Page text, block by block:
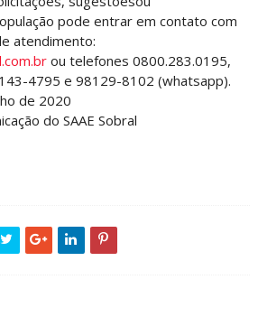
pode entrar em contato com
atendimento:
ou telefones 0800.283.0195,
4795 e 98129-8102 (whatsapp).
de 2020
do SAAE Sobral